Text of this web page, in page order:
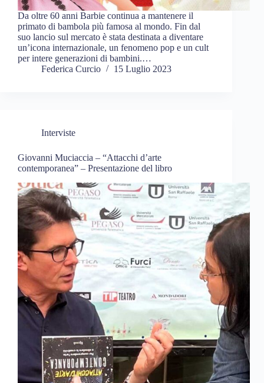
Da oltre 60 anni Barbie continua a mantenere il
primato di bambola più famosa al mondo. Fin dal
suo lancio sul mercato è stata destinata a diventare
un’icona internazionale, un fenomeno pop e un cult
per intere generazioni di bambini.…
Federica Curcio
15 Luglio 2023
Interviste
Giovanni Muciaccia – “Attacchi d’arte
contemporanea” – Presentazione del libro